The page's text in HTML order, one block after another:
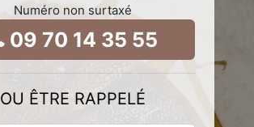
Numéro non surtaxé
09 70 14 35 55
OU ÊTRE RAPPELÉ